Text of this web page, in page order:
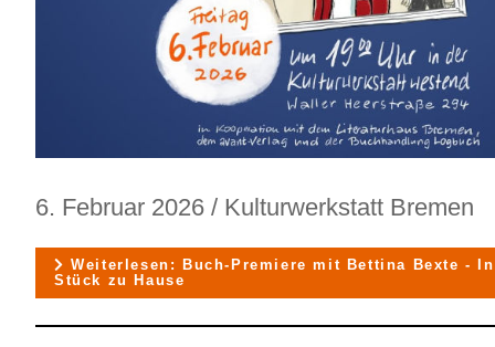
6. Februar 2026 / Kulturwerkstatt Bremen
Weiterlesen: Buch-Premiere mit Bettina Bexte -
Stück zu Hause